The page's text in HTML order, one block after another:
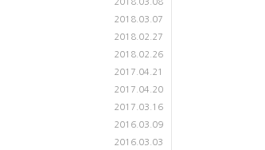
2018.03.08
2018.03.07
2018.02.27
2018.02.26
2017.04.21
2017.04.20
2017.03.16
2016.03.09
2016.03.03